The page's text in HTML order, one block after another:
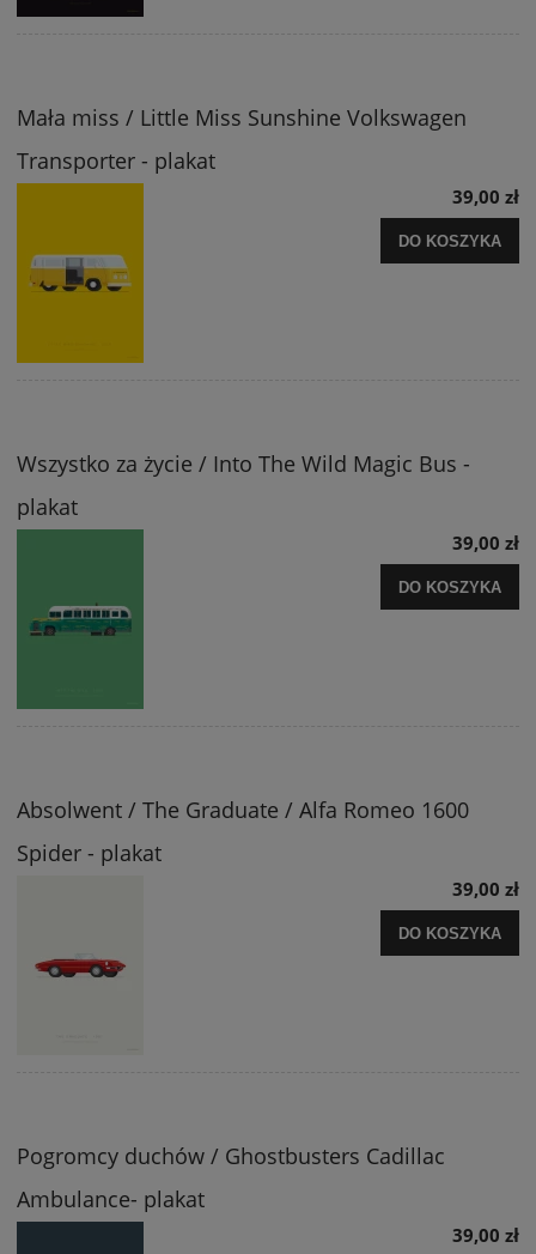
Mała miss / Little Miss Sunshine Volkswagen
Transporter - plakat
39,00 zł
DO KOSZYKA
Wszystko za życie / Into The Wild Magic Bus -
plakat
39,00 zł
DO KOSZYKA
Absolwent / The Graduate / Alfa Romeo 1600
Spider - plakat
39,00 zł
DO KOSZYKA
Pogromcy duchów / Ghostbusters Cadillac
Ambulance- plakat
39,00 zł